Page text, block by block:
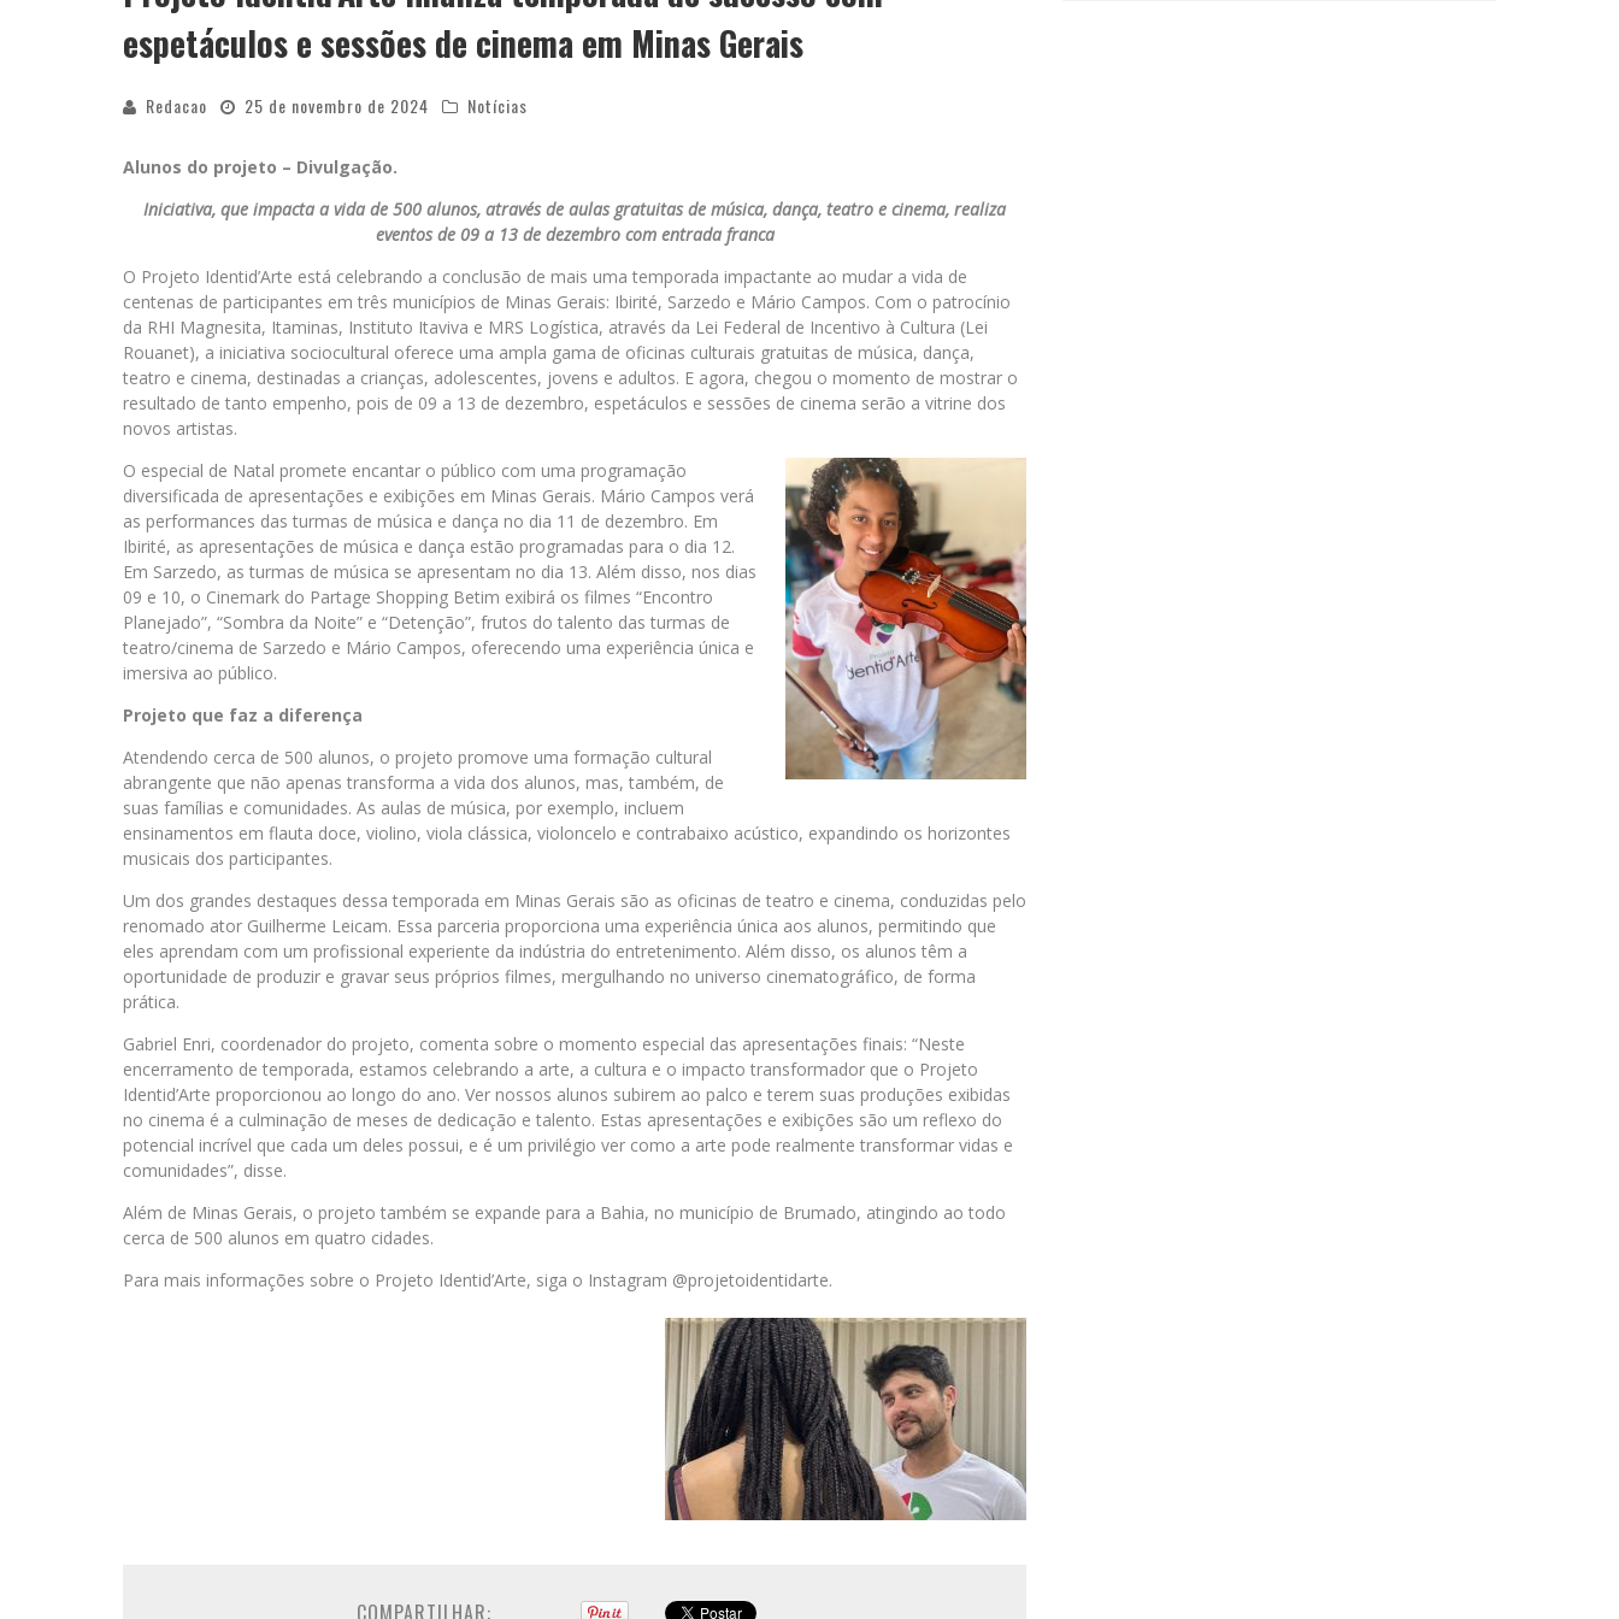
espetáculos e sessões de cinema em Minas Gerais
Redacao 25 de novembro de 2024 Notícias
Alunos do projeto – Divulgação.
Iniciativa, que impacta a vida de 500 alunos, através de aulas gratuitas de música, dança, teatro e cinema, realiza
eventos de 09 a 13 de dezembro com entrada franca
O Projeto Identid’Arte está celebrando a conclusão de mais uma temporada impactante ao mudar a vida de
centenas de participantes em três municípios de Minas Gerais: Ibirité, Sarzedo e Mário Campos. Com o patrocínio
da RHI Magnesita, Itaminas, Instituto Itaviva e MRS Logística, através da Lei Federal de Incentivo à Cultura (Lei
Rouanet), a iniciativa sociocultural oferece uma ampla gama de oficinas culturais gratuitas de música, dança,
teatro e cinema, destinadas a crianças, adolescentes, jovens e adultos. E agora, chegou o momento de mostrar o
resultado de tanto empenho, pois de 09 a 13 de dezembro, espetáculos e sessões de cinema serão a vitrine dos
novos artistas.
O especial de Natal promete encantar o público com uma programação
diversificada de apresentações e exibições em Minas Gerais. Mário Campos verá
as performances das turmas de música e dança no dia 11 de dezembro. Em
Ibirité, as apresentações de música e dança estão programadas para o dia 12.
Em Sarzedo, as turmas de música se apresentam no dia 13. Além disso, nos dias
09 e 10, o Cinemark do Partage Shopping Betim exibirá os filmes “Encontro
Planejado”, “Sombra da Noite” e “Detenção”, frutos do talento das turmas de
teatro/cinema de Sarzedo e Mário Campos, oferecendo uma experiência única e
imersiva ao público.
Projeto que faz a diferença
Atendendo cerca de 500 alunos, o projeto promove uma formação cultural
abrangente que não apenas transforma a vida dos alunos, mas, também, de
suas famílias e comunidades. As aulas de música, por exemplo, incluem
ensinamentos em flauta doce, violino, viola clássica, violoncelo e contrabaixo acústico, expandindo os horizontes
musicais dos participantes.
Um dos grandes destaques dessa temporada em Minas Gerais são as oficinas de teatro e cinema, conduzidas pelo
renomado ator Guilherme Leicam. Essa parceria proporciona uma experiência única aos alunos, permitindo que
eles aprendam com um profissional experiente da indústria do entretenimento. Além disso, os alunos têm a
oportunidade de produzir e gravar seus próprios filmes, mergulhando no universo cinematográfico, de forma
prática.
Gabriel Enri, coordenador do projeto, comenta sobre o momento especial das apresentações finais: “Neste
encerramento de temporada, estamos celebrando a arte, a cultura e o impacto transformador que o Projeto
Identid’Arte proporcionou ao longo do ano. Ver nossos alunos subirem ao palco e terem suas produções exibidas
no cinema é a culminação de meses de dedicação e talento. Estas apresentações e exibições são um reflexo do
potencial incrível que cada um deles possui, e é um privilégio ver como a arte pode realmente transformar vidas e
comunidades”, disse.
Além de Minas Gerais, o projeto também se expande para a Bahia, no município de Brumado, atingindo ao todo
cerca de 500 alunos em quatro cidades.
Para mais informações sobre o Projeto Identid’Arte, siga o Instagram @projetoidentidarte.
COMPARTILHAR: